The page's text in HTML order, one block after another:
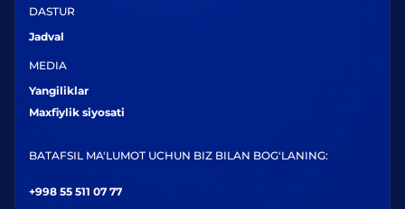
DASTUR
Jadval
MEDIA
Yangiliklar
Maxfiylik siyosati
BATAFSIL MA'LUMOT UCHUN BIZ BILAN BOG'LANING:
+998 55 511 07 77